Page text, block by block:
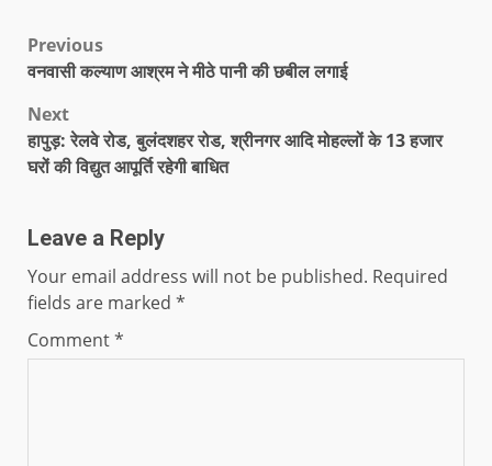
Previous
वनवासी कल्याण आश्रम ने मीठे पानी की छबील लगाई
Next
हापुड़: रेलवे रोड, बुलंदशहर रोड, श्रीनगर आदि मोहल्लों के 13 हजार
घरों की विद्युत आपूर्ति रहेगी बाधित
Leave a Reply
Your email address will not be published. Required
fields are marked *
Comment*